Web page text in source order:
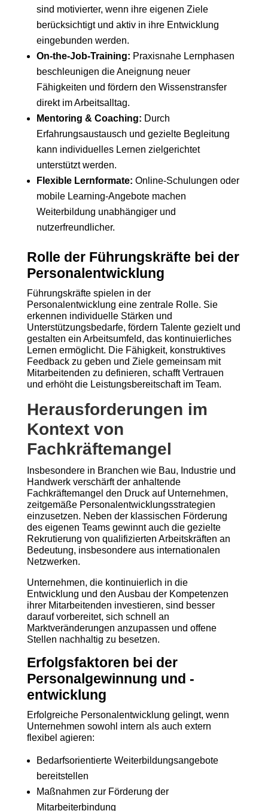
sind motivierter, wenn ihre eigenen Ziele
berücksichtigt und aktiv in ihre Entwicklung
eingebunden werden.
On-the-Job-Training: Praxisnahe Lernphasen
beschleunigen die Aneignung neuer
Fähigkeiten und fördern den Wissenstransfer
direkt im Arbeitsalltag.
Mentoring & Coaching: Durch
Erfahrungsaustausch und gezielte Begleitung
kann individuelles Lernen zielgerichtet
unterstützt werden.
Flexible Lernformate: Online-Schulungen oder
mobile Learning-Angebote machen
Weiterbildung unabhängiger und
nutzerfreundlicher.
Rolle der Führungskräfte bei der
Personalentwicklung
Führungskräfte spielen in der
Personalentwicklung eine zentrale Rolle. Sie
erkennen individuelle Stärken und
Unterstützungsbedarfe, fördern Talente gezielt und
gestalten ein Arbeitsumfeld, das kontinuierliches
Lernen ermöglicht. Die Fähigkeit, konstruktives
Feedback zu geben und Ziele gemeinsam mit
Mitarbeitenden zu definieren, schafft Vertrauen
und erhöht die Leistungsbereitschaft im Team.
Herausforderungen im
Kontext von
Fachkräftemangel
Insbesondere in Branchen wie Bau, Industrie und
Handwerk verschärft der anhaltende
Fachkräftemangel den Druck auf Unternehmen,
zeitgemäße Personalentwicklungsstrategien
einzusetzen. Neben der klassischen Förderung
des eigenen Teams gewinnt auch die gezielte
Rekrutierung von qualifizierten Arbeitskräften an
Bedeutung, insbesondere aus internationalen
Netzwerken.
Unternehmen, die kontinuierlich in die
Entwicklung und den Ausbau der Kompetenzen
ihrer Mitarbeitenden investieren, sind besser
darauf vorbereitet, sich schnell an
Marktveränderungen anzupassen und offene
Stellen nachhaltig zu besetzen.
Erfolgsfaktoren bei der
Personalgewinnung und -
entwicklung
Erfolgreiche Personalentwicklung gelingt, wenn
Unternehmen sowohl intern als auch extern
flexibel agieren:
Bedarfsorientierte Weiterbildungsangebote
bereitstellen
Maßnahmen zur Förderung der
Mitarbeiterbindung